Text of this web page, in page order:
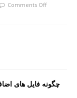
Comments Off